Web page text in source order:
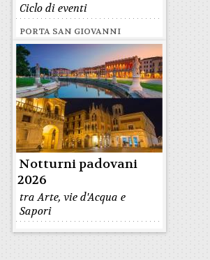
Ciclo di eventi
PORTA SAN GIOVANNI
Notturni padovani
2026
tra Arte, vie d'Acqua e
Sapori